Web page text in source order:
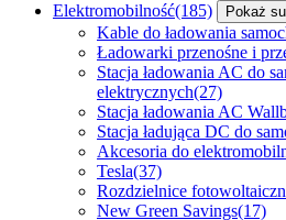
Elektromobilność(185) Pokaż
Kable do ładowania
Ładowarki przenośne i
Stacja ładowania AC do
elektrycznych(27)
Stacja ładowania AC
Stacja ładująca DC do
Akcesoria do
Tesla(37)
Rozdzielnice
New Green Savings(17)